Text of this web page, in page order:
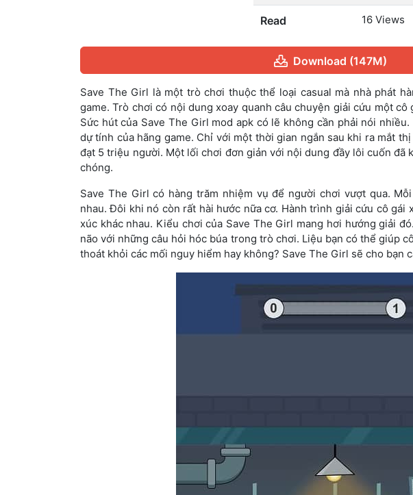
Read 16 Views
Download (147M)
Save The Girl là một trò chơi thuộc thể loại casual mà nhà phát
game. Trò chơi có nội dung xoay quanh câu chuyện giải cứu một
Sức hút của Save The Girl mod apk có lẽ không cần phải nói
dự tính của hãng game. Chỉ với một thời gian ngắn sau khi ra mắt
đạt 5 triệu người. Một lối chơi đơn giản với nội dung đầy lôi cuốn đã
chóng.
Save The Girl có hàng trăm nhiệm vụ để người chơi vượt qua.
nhau. Đôi khi nó còn rất hài hước nữa cơ. Hành trình giải cứu cô gái
xúc khác nhau. Kiểu chơi của Save The Girl mang hơi hướng giải
não với những câu hỏi hóc búa trong trò chơi. Liệu bạn có thể giúp
thoát khỏi các mối nguy hiểm hay không? Save The Girl sẽ cho bạn